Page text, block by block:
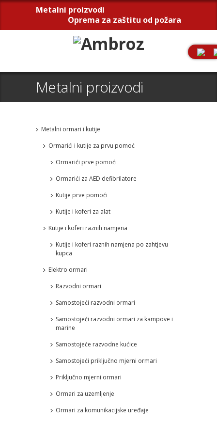
Metalni proizvodi
Oprema za zaštitu od požara
Metalni proizvodi
Metalni ormari i kutije
Ormarići i kutije za prvu pomoć
Ormarići prve pomoći
Ormarići za AED defibrilatore
Kutije prve pomoći
Kutije i koferi za alat
Kutije i koferi raznih namjena
Kutije i koferi raznih namjena po zahtjevu
kupca
Elektro ormari
Razvodni ormari
Samostojeći razvodni ormari
Samostojeći razvodni ormari za kampove i
marine
Samostojeće razvodne kućice
Samostojeći priključno mjerni ormari
Priključno mjerni ormari
Ormari za uzemljenje
Ormari za komunikacijske uređaje